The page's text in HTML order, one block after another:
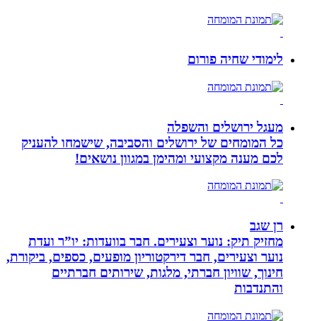
לימודי שחיה פורום
מעגל ירושלים והשפלה
כל המומחים של ירושלים והסביבה, שישמחו להעניק
לכם מענה מקצועי ומהימן במגוון נושאים!
רן שגב
מחזיק תיק: נוער וצעירים. חבר בוועדות: יו”ר ועדת
נוער וצעירים, חבר דירקטוריון מופעים, כספים, ביקורת,
חינוך, שוויון חברתי, מלגות, שירותים חברתיים
והתנדבות